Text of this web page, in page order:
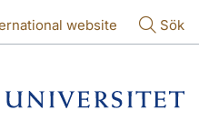
website Sök